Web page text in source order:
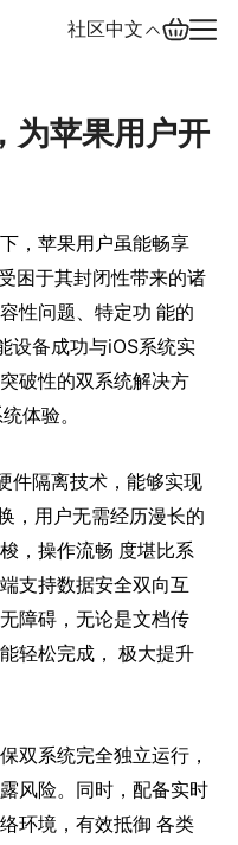
社区中文
为苹果用户开
，苹果用户虽能畅享
困于其封闭性带来的诸
性问题、特定功 能的
设备成功与iOS系统实
破性的双系统解决方
体验。
件隔离技术，能够实现
，用户无需经历漫长的
，操作流畅 度堪比系
支持数据安全双向互
障碍，无论是文档传
轻松完成， 极大提升
双系统完全独立运行，
风险。同时，配备实时
环境，有效抵御 各类